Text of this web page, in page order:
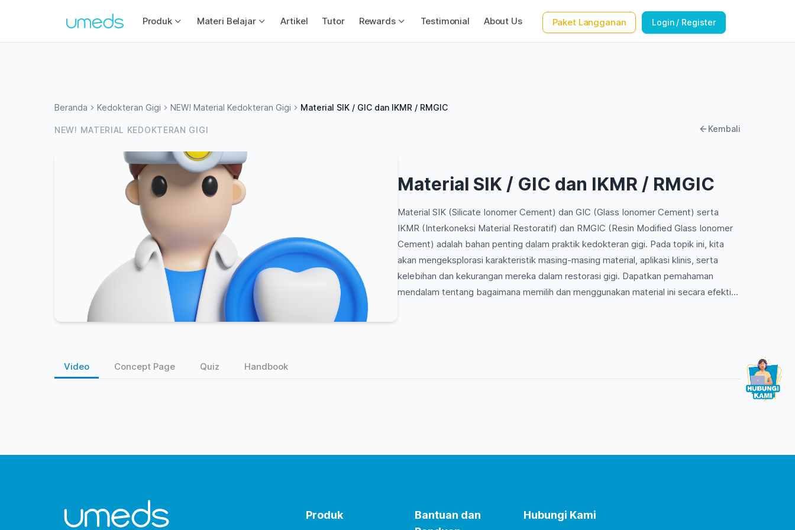
Produk Materi Belajar Artikel Tutor Rewards Testimonial About Us Paket Langganan Login / Register
Beranda Kedokteran Gigi NEW! Material Kedokteran Gigi Material SIK / GIC dan IKMR / RMGIC
NEW! MATERIAL KEDOKTERAN GIGI Kembali
Material SIK / GIC dan IKMR / RMGIC
Material SIK (Silicate Ionomer Cement) dan GIC (Glass Ionomer Cement) serta
IKMR (Interkoneksi Material Restoratif) dan RMGIC (Resin Modified Glass Ionomer
Cement) adalah bahan penting dalam praktik kedokteran gigi. Pada topik ini, kita
akan mengeksplorasi karakteristik masing-masing material, aplikasi klinis, serta
kelebihan dan kekurangan mereka dalam restorasi gigi. Dapatkan pemahaman
mendalam tentang bagaimana memilih dan menggunakan material ini secara efektif
Video Concept Page Quiz Handbook
Produk
Bantuan dan
Hubungi Kami